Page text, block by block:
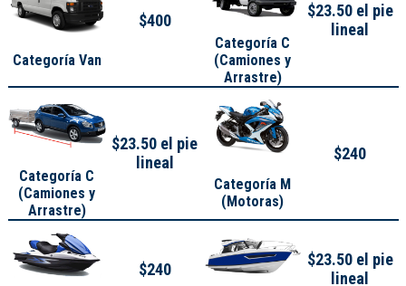
Categoría Van
$400
Categoría C
(Camiones y
Arrastre)
$23.50 el pie
lineal
Categoría C
(Camiones y
Arrastre)
$23.50 el pie
lineal
Categoría M
(Motoras)
$240
$240
$23.50 el pie
lineal